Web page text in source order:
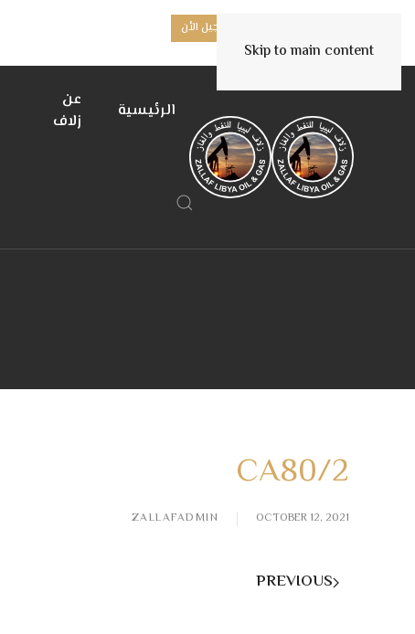
Skip to main content
تسجيل الأن
الرئيسية
عن
زلاف
CA80/2
OCTOBER 12, 2021
ZALLAFADMIN
PREVIOUS